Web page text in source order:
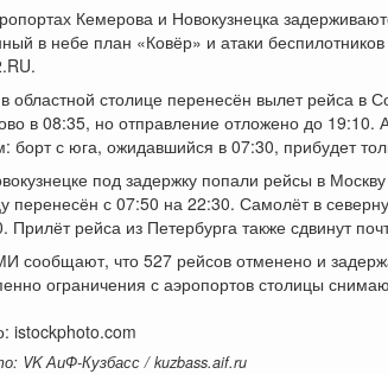
Кемерова и Новокузнецка
в небе план «Ковёр» и атаки
областной столице перенесён вылет рейса в
в 08:35, но отправление отложено до 19:10.
борт с юга, ожидавшийся в 07:30, прибудет
под задержку попали рейсы в
перенесён с 07:50 на 22:30. Самолёт в
Прилёт рейса из Петербурга также сдвинут
сообщают, что 527 рейсов отменено и
ограничения с аэропортов столицы
istockphoto.com
VK АиФ-Кузбасс / kuzbass.aif.ru